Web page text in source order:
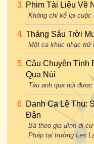
Phim Tài Liệu Về
Không chỉ kể lại
Tháng Sáu Trời
Một ca khúc nhạc trữ
Câu Chuyện Tình
Qua Núi
Tàu anh qua núi
Danh Ca Lệ Thu:
Đận
Bà theo gia đình di
Pháp tại trường Les